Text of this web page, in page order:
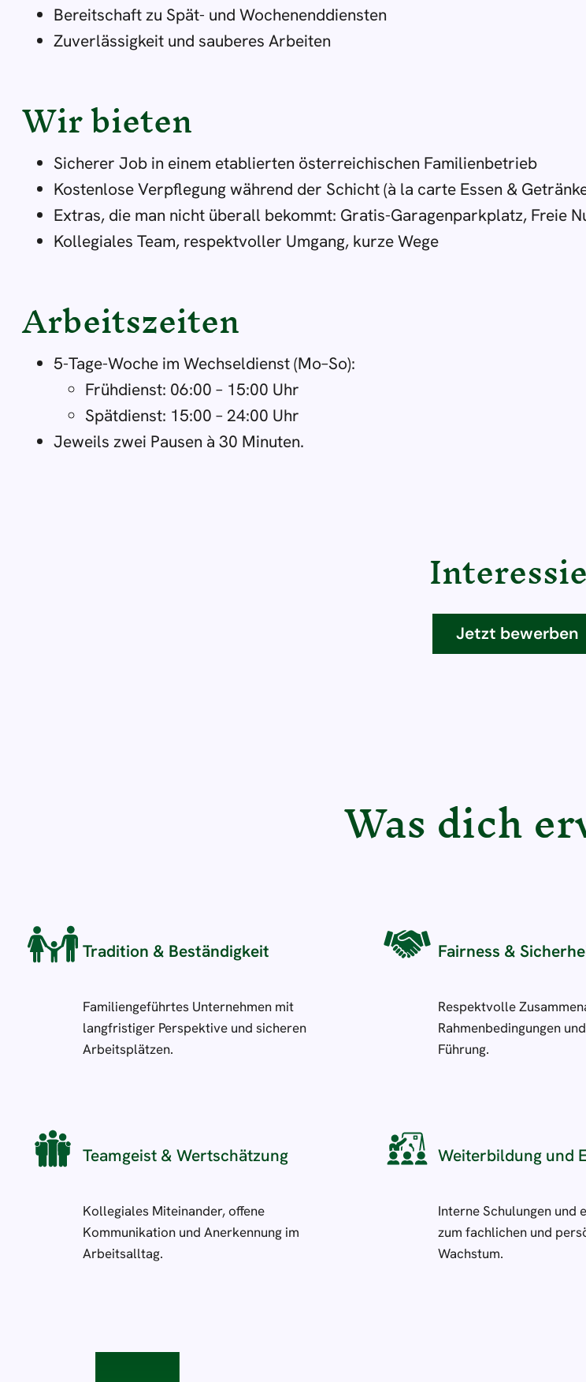
Bereitschaft zu Spät- und Wochenenddiensten
Zuverlässigkeit und sauberes Arbeiten
Wir bieten
Sicherer Job in einem etablierten österreichischen Familienbetrieb
Kostenlose Verpflegung während der Schicht (à la carte Essen &
Extras, die man nicht überall bekommt: Gratis-Garagenparkplatz, Freie
Kollegiales Team, respektvoller Umgang, kurze Wege
Arbeitszeiten
5-Tage-Woche im Wechseldienst (Mo–So):
Frühdienst: 06:00 – 15:00 Uhr
Spätdienst: 15:00 – 24:00 Uhr
Jeweils zwei Pausen à 30 Minuten.
Jetzt bewerben
Was dich
Tradition & Beständigkeit
Familiengeführtes Unternehmen mit
langfristiger Perspektive und sicheren
Arbeitsplätzen.
Fairness &
Respektvolle
Rahmenbedingungen
Führung.
Teamgeist & Wertschätzung
Kollegiales Miteinander, offene
Kommunikation und Anerkennung im
Arbeitsalltag.
Weiterbildung und
Interne Schulungen und
zum fachlichen und
Wachstum.